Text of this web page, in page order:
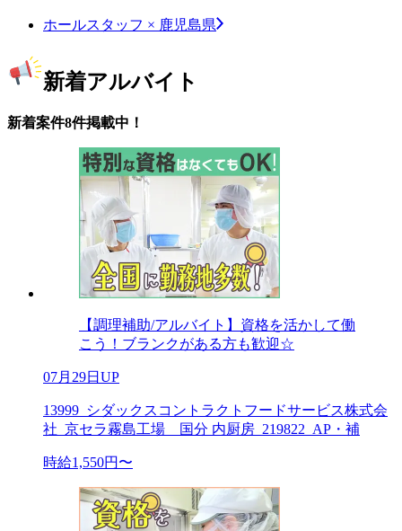
ホールスタッフ × 鹿児島県
新着アルバイト
新着案件8件掲載中！
【調理補助/アルバイト】資格を活かして働
こう！ブランクがある方も歓迎☆
07月29日UP
13999_シダックスコントラクトフードサービス株式会
社_京セラ霧島工場 国分 内厨房_219822_AP・補
時給1,550円〜